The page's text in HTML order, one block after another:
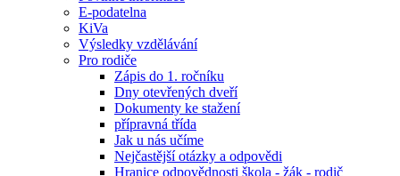
E-podatelna
KiVa
Výsledky vzdělávání
Pro rodiče
Zápis do 1. ročníku
Dny otevřených dveří
Dokumenty ke stažení
přípravná třída
Jak u nás učíme
Nejčastější otázky a odpovědi
Hranice odpovědnosti škola - žák - rodič